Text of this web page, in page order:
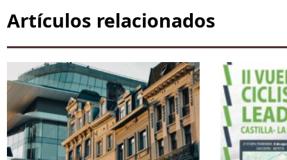
Artículos relacionados